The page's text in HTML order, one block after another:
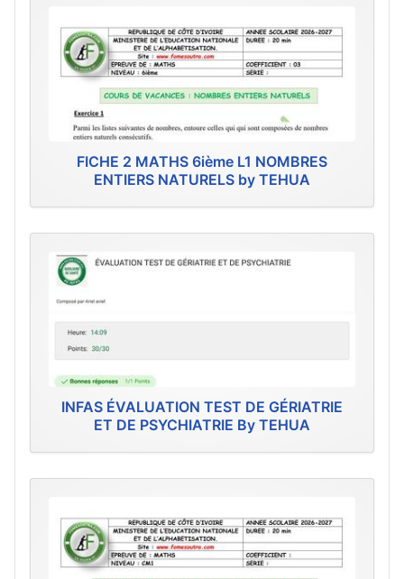
FICHE 2 MATHS 6ième L1 NOMBRES
ENTIERS NATURELS by TEHUA
INFAS ÉVALUATION TEST DE GÉRIATRIE
ET DE PSYCHIATRIE By TEHUA